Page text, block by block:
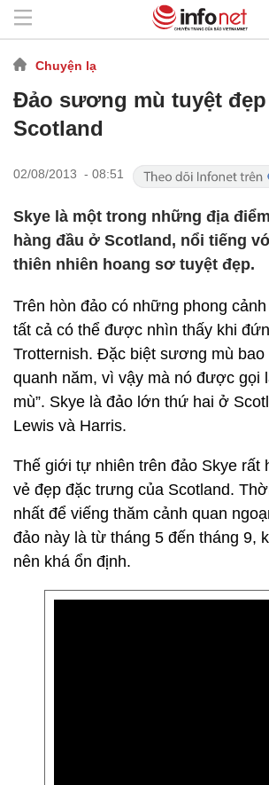
Chuyện lạ
Đảo sương mù tuyệt
Scotland
02/08/2013 - 08:51
Skye là một trong những địa
hàng đầu ở Scotland, nổi tiếng
thiên nhiên hoang sơ tuyệt đẹp.
Trên hòn đảo có những phong
tất cả có thể được nhìn thấy khi
Trotternish. Đặc biệt sương mù bao
quanh năm, vì vậy mà nó được gọi
mù”. Skye là đảo lớn thứ hai ở
Lewis và Harris.
Thế giới tự nhiên trên đảo Skye rất
vẻ đẹp đặc trưng của Scotland.
nhất để viếng thăm cảnh quan
đảo này là từ tháng 5 đến tháng 9,
nên khá ổn định.